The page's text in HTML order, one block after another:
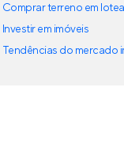
Comprar terreno em
Investir em imóveis
Tendências do mercado